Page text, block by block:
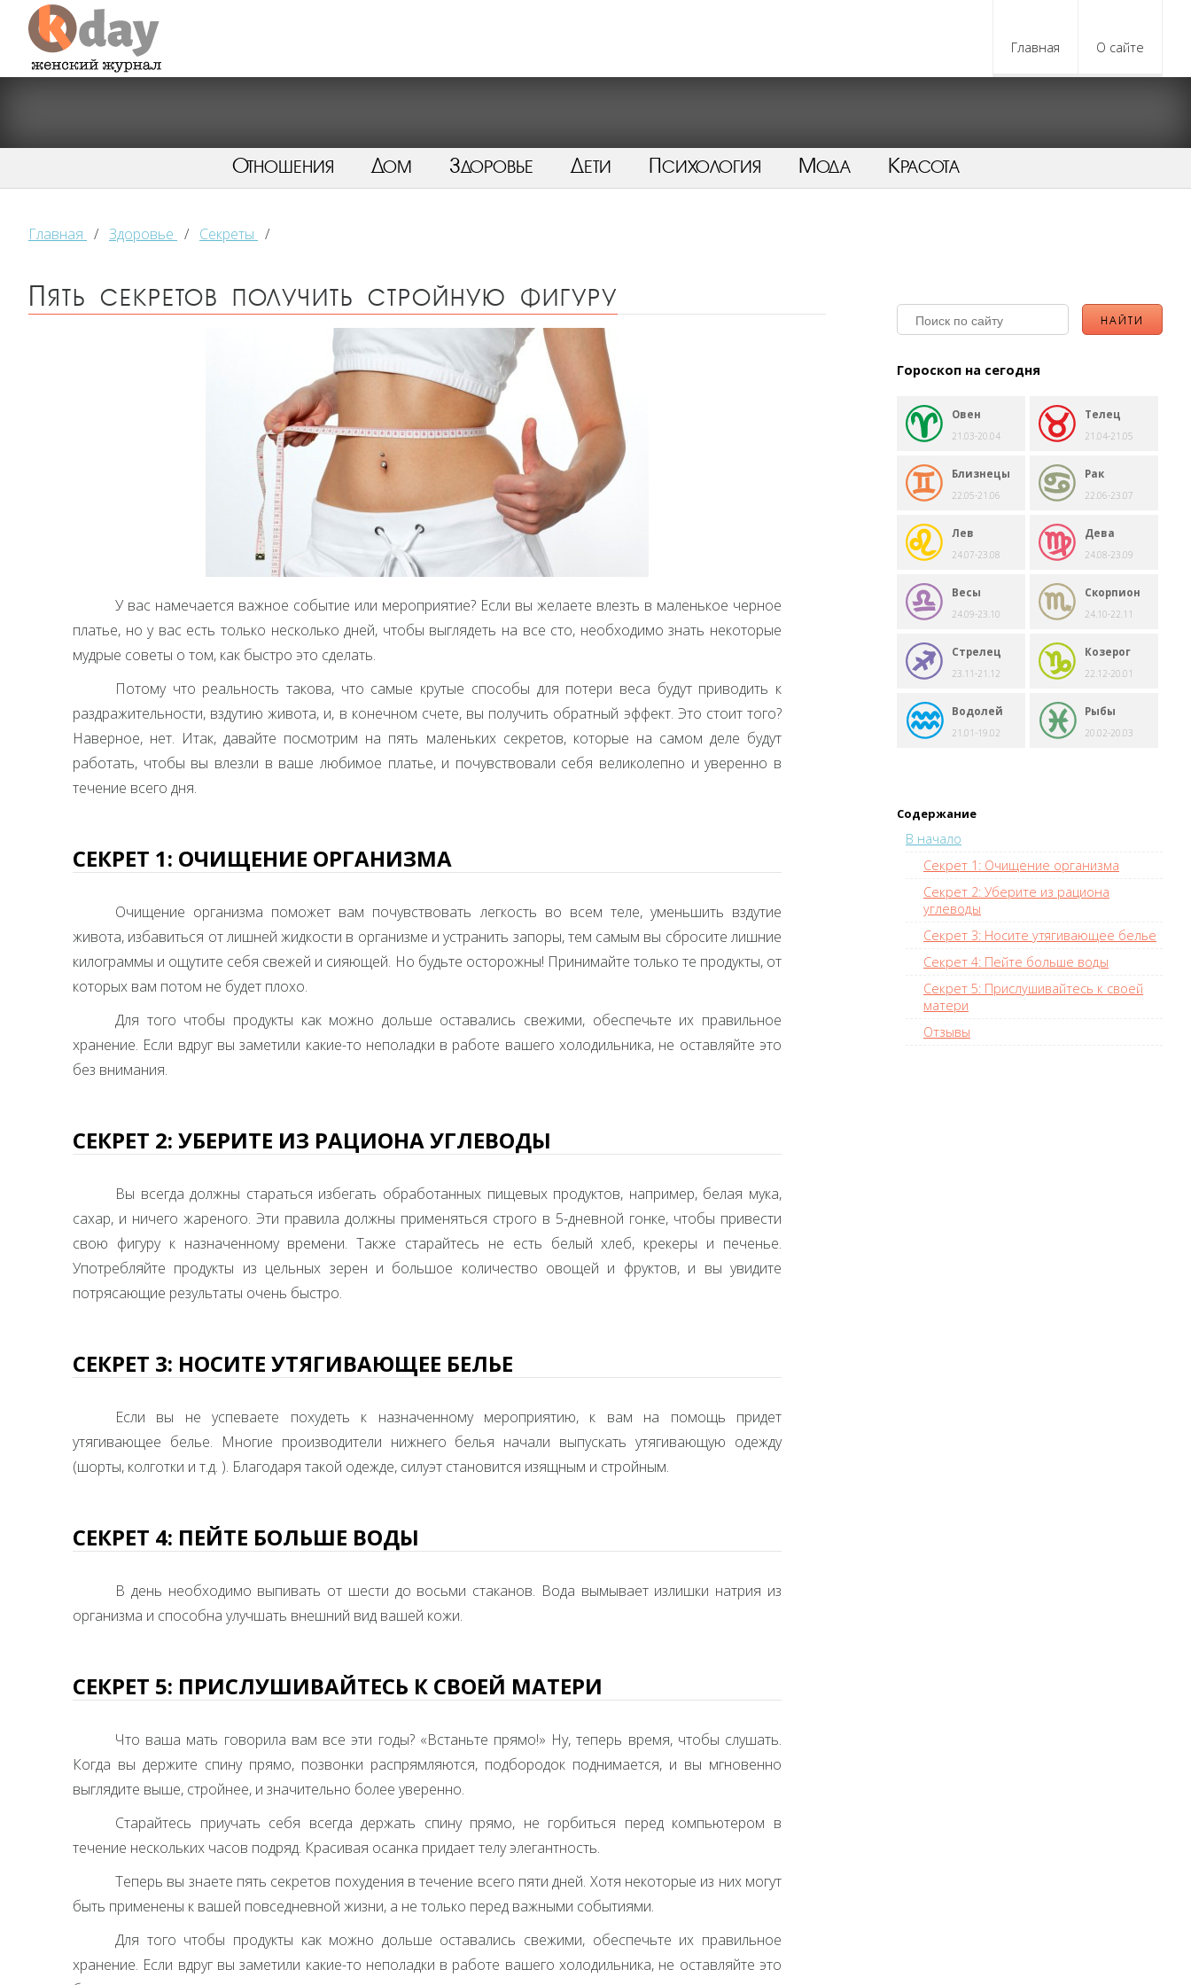
Главная О сайте
Отношения Дом Здоровье Дети Психология Мода Красота
Главная / Здоровье / Секреты /
Пять секретов получить стройную фигуру
У вас намечается важное событие или мероприятие? Если вы желаете влезть в маленькое черное
платье, но у вас есть только несколько дней, чтобы выглядеть на все сто, необходимо знать некоторые
мудрые советы о том, как быстро это сделать.
Потому что реальность такова, что самые крутые способы для потери веса будут приводить к
раздражительности, вздутию живота, и, в конечном счете, вы получить обратный эффект. Это стоит того?
Наверное, нет. Итак, давайте посмотрим на пять маленьких секретов, которые на самом деле будут
работать, чтобы вы влезли в ваше любимое платье, и почувствовали себя великолепно и уверенно в
течение всего дня.
СЕКРЕТ 1: ОЧИЩЕНИЕ ОРГАНИЗМА
Очищение организма поможет вам почувствовать легкость во всем теле, уменьшить вздутие
живота, избавиться от лишней жидкости в организме и устранить запоры, тем самым вы сбросите лишние
килограммы и ощутите себя свежей и сияющей. Но будьте осторожны! Принимайте только те продукты, от
которых вам потом не будет плохо.
Для того чтобы продукты как можно дольше оставались свежими, обеспечьте их правильное
хранение. Если вдруг вы заметили какие-то неполадки в работе вашего холодильника, не оставляйте это
без внимания.
СЕКРЕТ 2: УБЕРИТЕ ИЗ РАЦИОНА УГЛЕВОДЫ
Вы всегда должны стараться избегать обработанных пищевых продуктов, например, белая мука,
сахар, и ничего жареного. Эти правила должны применяться строго в 5-дневной гонке, чтобы привести
свою фигуру к назначенному времени. Также старайтесь не есть белый хлеб, крекеры и печенье.
Употребляйте продукты из цельных зерен и большое количество овощей и фруктов, и вы увидите
потрясающие результаты очень быстро.
СЕКРЕТ 3: НОСИТЕ УТЯГИВАЮЩЕЕ БЕЛЬЕ
Если вы не успеваете похудеть к назначенному мероприятию, к вам на помощь придет
утягивающее белье. Многие производители нижнего белья начали выпускать утягивающую одежду
(шорты, колготки и т.д. ). Благодаря такой одежде, силуэт становится изящным и стройным.
СЕКРЕТ 4: ПЕЙТЕ БОЛЬШЕ ВОДЫ
В день необходимо выпивать от шести до восьми стаканов. Вода вымывает излишки натрия из
организма и способна улучшать внешний вид вашей кожи.
СЕКРЕТ 5: ПРИСЛУШИВАЙТЕСЬ К СВОЕЙ МАТЕРИ
Что ваша мать говорила вам все эти годы? «Встаньте прямо!» Ну, теперь время, чтобы слушать.
Когда вы держите спину прямо, позвонки распрямляются, подбородок поднимается, и вы мгновенно
выглядите выше, стройнее, и значительно более уверенно.
Старайтесь приучать себя всегда держать спину прямо, не горбиться перед компьютером в
течение нескольких часов подряд. Красивая осанка придает телу элегантность.
Теперь вы знаете пять секретов похудения в течение всего пяти дней. Хотя некоторые из них могут
быть применены к вашей повседневной жизни, а не только перед важными событиями.
Для того чтобы продукты как можно дольше оставались свежими, обеспечьте их правильное
хранение. Если вдруг вы заметили какие-то неполадки в работе вашего холодильника, не оставляйте это
Гороскоп на сегодня
Овен
21.03-20.04
Телец
21.04-21.05
Близнецы
22.05-21.06
Рак
22.06-23.07
Лев
24.07-23.08
Дева
24.08-23.09
Весы
24.09-23.10
Скорпион
24.10-22.11
Стрелец
23.11-21.12
Козерог
22.12-20.01
Водолей
21.01-19.02
Рыбы
20.02-20.03
Содержание
В начало
Секрет 1: Очищение организма
Секрет 2: Уберите из рациона
углеводы
Секрет 3: Носите утягивающее белье
Секрет 4: Пейте больше воды
Секрет 5: Прислушивайтесь к своей
матери
Отзывы